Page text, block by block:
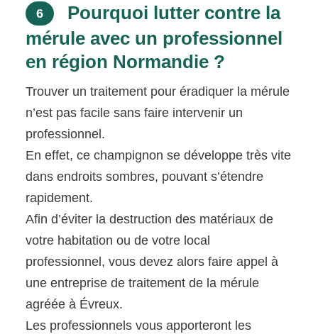
6
Pourquoi lutter contre la
mérule avec un professionnel
en région Normandie ?
Trouver un traitement pour éradiquer la mérule
n’est pas facile sans faire intervenir un
professionnel.
En effet, ce champignon se développe très vite
dans endroits sombres, pouvant s’étendre
rapidement.
Afin d’éviter la destruction des matériaux de
votre habitation ou de votre local
professionnel, vous devez alors faire appel à
une entreprise de traitement de la mérule
agréée à Évreux.
Les professionnels vous apporteront les